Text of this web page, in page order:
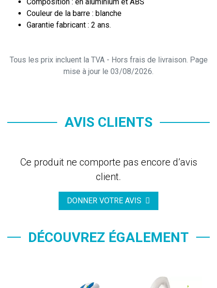
Couleur de la barre : blanche
Garantie fabricant : 2 ans.
Tous les prix incluent la TVA - Hors frais de livraison. Page
mise à jour le 03/08/2026.
AVIS CLIENTS
Ce produit ne comporte pas encore d’avis
client.
DONNER VOTRE AVIS
DÉCOUVREZ ÉGALEMENT